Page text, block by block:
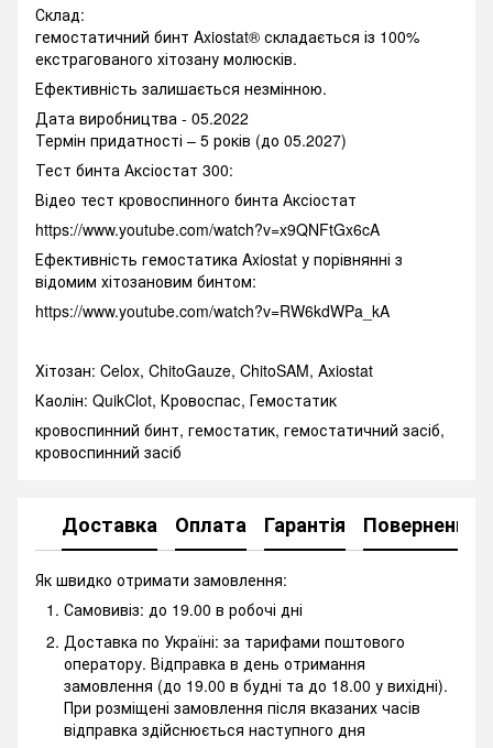
Склад:
гемостатичний бинт Axiоstat® складається із 100%
екстрагованого хітозану молюсків.
Ефективність залишається незмінною.
Дата виробництва - 05.2022
Термін придатності – 5 років (до 05.2027)
Тест бинта Аксіостат 300:
Відео тест кровоспинного бинта Аксіостат
https://www.youtube.com/watch?v=x9QNFtGx6cA
Ефективність гемостатика Axiostat у порівнянні з
відомим хітозановим бинтом:
https://www.youtube.com/watch?v=RW6kdWPa_kA
Хітозан: Celox, ChitoGauze, ChitoSAM, Axiostat
Каолін: QuikClot, Кровоспас, Гемостатик
кровоспинний бинт, гемостатик, гемостатичний засіб,
кровоспинний засіб
Доставка Оплата Гарантія Повернення
Як швидко отримати замовлення:
Самовивіз: до 19.00 в робочі дні
Доставка по Україні: за тарифами поштового
оператору. Відправка в день отримання
замовлення (до 19.00 в будні та до 18.00 у вихідні).
При розміщені замовлення після вказаних часів
відправка здійснюється наступного дня